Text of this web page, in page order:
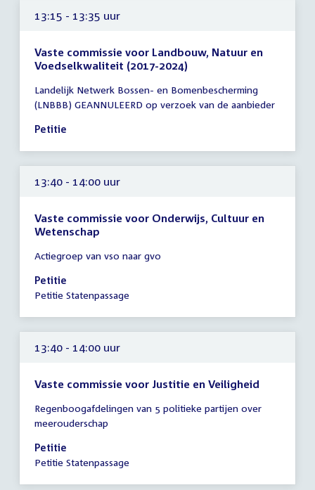
13:15 - 13:35 uur
Vaste commissie voor Landbouw, Natuur en
Voedselkwaliteit (2017-2024)
vergadering
13:15
-
uur
Landelijk Netwerk Bossen- en Bomenbescherming
(LNBBB) GEANNULEERD op verzoek van de aanbieder
Petitie
13:40 - 14:00 uur
Vaste commissie voor Onderwijs, Cultuur en
Wetenschap
vergadering
13:40
-
uur
Actiegroep van vso naar gvo
Petitie
Petitie Statenpassage
13:40 - 14:00 uur
Vaste commissie voor Justitie en Veiligheid
vergadering
13:40
-
14:00
Regenboogafdelingen van 5 politieke partijen over
meerouderschap
Petitie
Petitie Statenpassage